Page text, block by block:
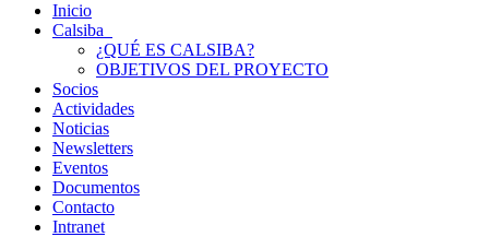
Inicio
Calsiba
¿QUÉ ES CALSIBA?
OBJETIVOS DEL PROYECTO
Socios
Actividades
Noticias
Newsletters
Eventos
Documentos
Contacto
Intranet